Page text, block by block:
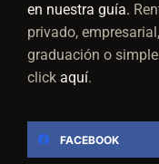
en nuestra guía.
privado,
graduación o
click aquí.
FACEBOOK